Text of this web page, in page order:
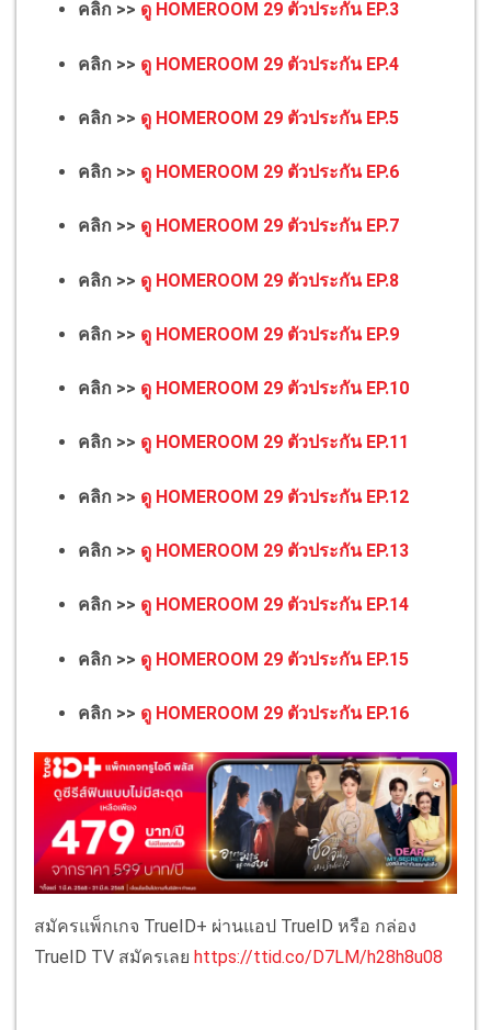
คลิก >> ดู HOMEROOM 29 ตัวประกัน EP.3
คลิก >> ดู HOMEROOM 29 ตัวประกัน EP.4
คลิก >> ดู HOMEROOM 29 ตัวประกัน EP.5
คลิก >> ดู HOMEROOM 29 ตัวประกัน EP.6
คลิก >> ดู HOMEROOM 29 ตัวประกัน EP.7
คลิก >> ดู HOMEROOM 29 ตัวประกัน EP.8
คลิก >> ดู HOMEROOM 29 ตัวประกัน EP.9
คลิก >> ดู HOMEROOM 29 ตัวประกัน EP.10
คลิก >> ดู HOMEROOM 29 ตัวประกัน EP.11
คลิก >> ดู HOMEROOM 29 ตัวประกัน EP.12
คลิก >> ดู HOMEROOM 29 ตัวประกัน EP.13
คลิก >> ดู HOMEROOM 29 ตัวประกัน EP.14
คลิก >> ดู HOMEROOM 29 ตัวประกัน EP.15
คลิก >> ดู HOMEROOM 29 ตัวประกัน EP.16
สมัครแพ็กเกจ TrueID+ ผ่านแอป TrueID หรือ กล่อง
TrueID TV สมัครเลย https://ttid.co/D7LM/h28h8u08